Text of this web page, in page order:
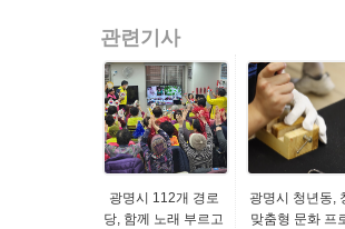
관련기사
광명시 112개 경로
당, 함께 노래 부르고
광명시 청년동,
맞춤형 문화 프